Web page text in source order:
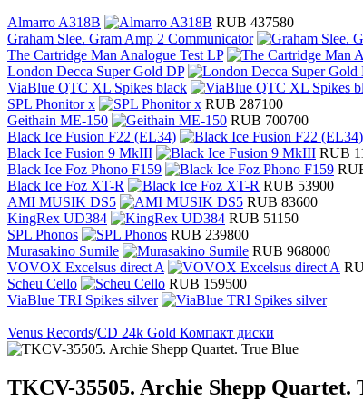
Almarro A318B
RUB 437580
Graham Slee. Gram Amp 2 Communicator
The Cartridge Man Analogue Test LP
London Decca Super Gold DP
ViaBlue QTC XL Spikes black
SPL Phonitor x
RUB 287100
Geithain ME-150
RUB 700700
Black Ice Fusion F22 (EL34)
Black Ice Fusion 9 MkIII
RUB
Black Ice Foz Phono F159
Black Ice Foz XT-R
RUB 53900
AMI MUSIK DS5
RUB 83600
KingRex UD384
RUB 51150
SPL Phonos
RUB 239800
Murasakino Sumile
RUB 968000
VOVOX Excelsus direct A
Scheu Cello
RUB 159500
ViaBlue TRI Spikes silver
Venus Records/CD 24k Gold Компакт диски
TKCV-35505. Archie Shepp Quartet.